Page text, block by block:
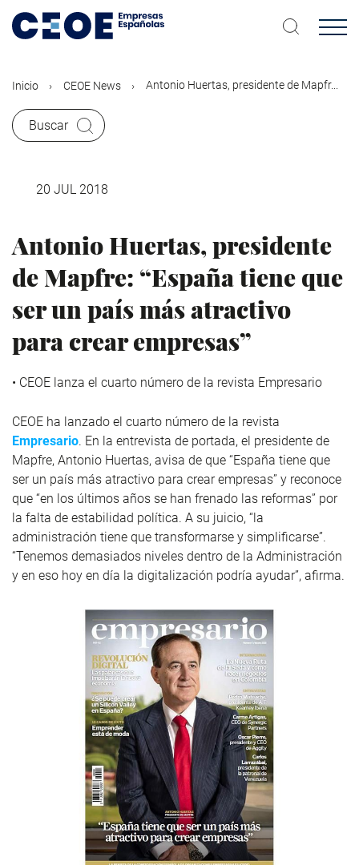
contenido
Inicio CEOE News Antonio Huertas, presidente de Mapfr...
Buscar
20 JUL 2018
Antonio Huertas, presidente
de Mapfre: “España tiene que
ser un país más atractivo
para crear empresas”
• CEOE lanza el cuarto número de la revista Empresario
CEOE ha lanzado el cuarto número de la revista
Empresario. En la entrevista de portada, el presidente de
Mapfre, Antonio Huertas, avisa de que “España tiene que
ser un país más atractivo para crear empresas” y reconoce
que “en los últimos años se han frenado las reformas” por
la falta de estabilidad política. A su juicio, “la
administración tiene que transformarse y simplificarse”.
“Tenemos demasiados niveles dentro de la Administración
y en eso hoy en día la digitalización podría ayudar”, afirma.